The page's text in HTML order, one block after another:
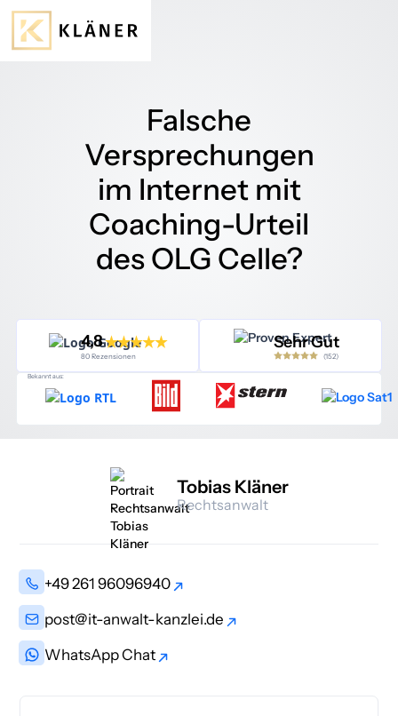
Falsche
Versprechungen
im Internet mit
Coaching-Urteil
des OLG Celle?
4,8
80 Rezensionen
Sehr Gut
(152)
Bekannt aus:
Tobias Kläner
Rechtsanwalt
+49 261 96096940
post@it-anwalt-kanzlei.de
WhatsApp Chat